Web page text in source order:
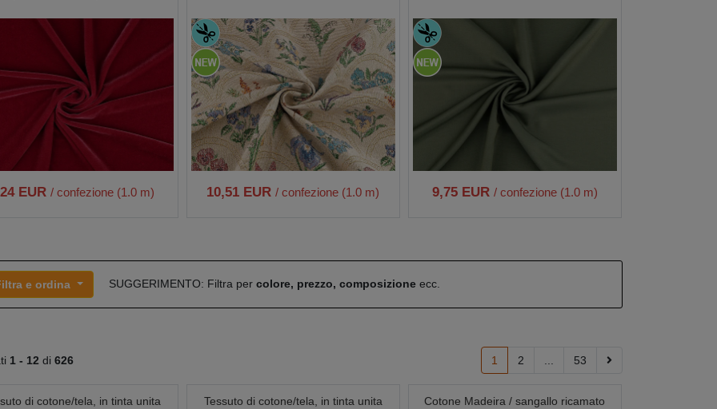
EUR / confezione (1.0 m) 10,51 EUR / confezione (1.0 m) 9,75 EUR / confezione (1.0 m)
e ordina SUGGERIMENTO: Filtra per colore, prezzo, composizioneecc.
1 - 12 di 626 1 2 53
di cotone/tela, in tinta unita
Tessuto di cotone/tela, in tinta unita
Cotone Madeira / sangallo ricamato